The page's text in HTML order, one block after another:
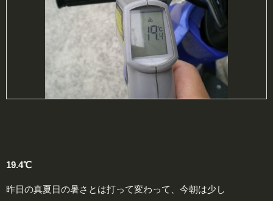
19.4℃
昨日の真夏日の暑さとは打って変わって、今朝は少し